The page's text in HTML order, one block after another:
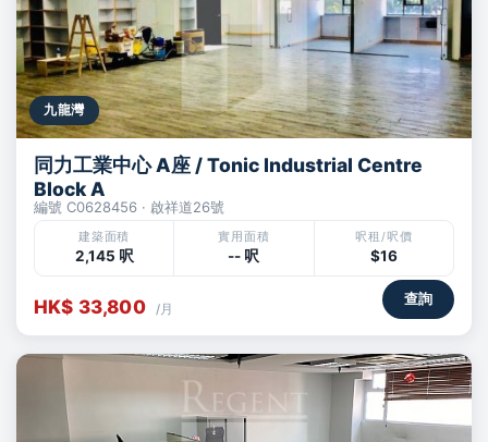
九龍灣
同力工業中心 A座 / Tonic Industrial Centre
Block A
編號 C0628456 · 啟祥道26號
建築面積
2,145 呎
實用面積
-- 呎
呎租/呎價
$16
HK$ 33,800 /月
查詢